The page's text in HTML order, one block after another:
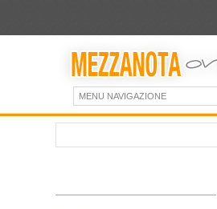
MENU NAVIGAZIONE